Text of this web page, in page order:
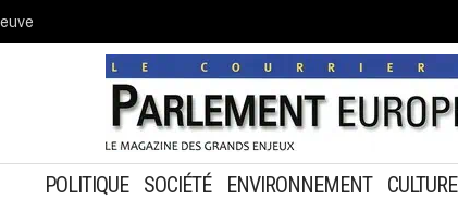
POLITIQUE SOCIÉTÉ ENVIRONNEMENT CULTURE